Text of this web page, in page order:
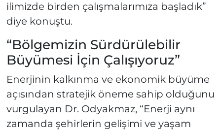
ilimizde birden çalışmalarımıza başladık”
diye konuştu.
“Bölgemizin Sürdürülebilir
Büyümesi İçin Çalışıyoruz”
Enerjinin kalkınma ve ekonomik büyüme
açısından stratejik öneme sahip olduğunu
vurgulayan Dr. Odyakmaz, “Enerji aynı
zamanda şehirlerin gelişimi ve yaşam